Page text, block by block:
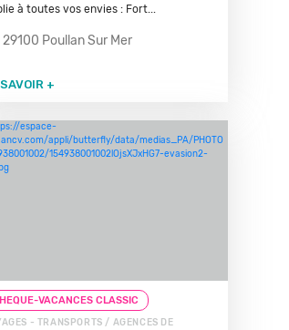
à toutes vos envies : Fort...
29100 Poullan Sur Mer
+
VACANCES CLASSIC
- TRANSPORTS / AGENCES DE